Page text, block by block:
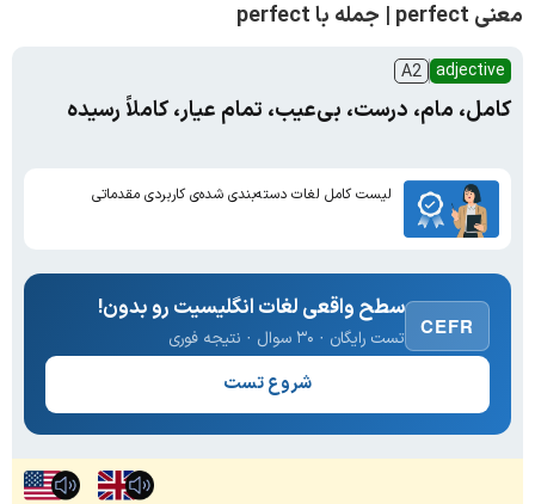
معنی perfect | جمله با perfect
adjective
A2
کامل، مام، درست، بی‌عیب، تمام عیار، کاملاً رسیده
لیست کامل لغات دسته‌بندی شده‌ی کاربردی مقدماتی
CEFR
سطح واقعی لغات انگلیسیت رو بدون!
تست رایگان · ۳۰ سوال · نتیجه فوری
شروع تست